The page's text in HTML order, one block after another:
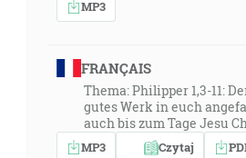
MP3
FRANÇAIS
Thema: Philipper 1,3-11:
gutes Werk in euch
auch bis zum Tage Jesu
MP3 Czytaj